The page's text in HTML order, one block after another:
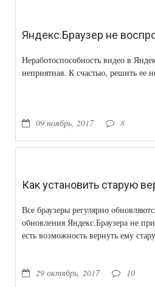
Неработоспособность видео в
неприятная. К счастью, решить ее
09 ноябрь, 2017 8
Все браузеры регулярно
обновления Яндекс.Браузера не
есть возможность вернуть ему
29 октябрь, 2017 10